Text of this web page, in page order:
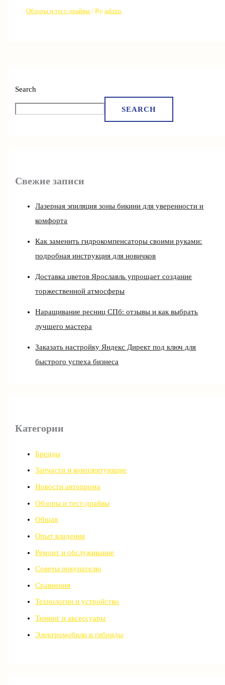
Search
SEARCH
Свежие записи
Лазерная эпиляция зоны бикини для уверенности и
комфорта
Как заменить гидрокомпенсаторы своими руками:
подробная инструкция для новичков
Доставка цветов Ярославль упрощает создание
торжественной атмосферы
Наращивание ресниц СПб: отзывы и как выбрать
лучшего мастера
Заказать настройку Яндекс Директ под ключ для
быстрого успеха бизнеса
Категории
Бренды
Запчасти и комплектующие
Новости автопрома
Обзоры и тест-драйвы
Общая
Опыт владения
Ремонт и обслуживание
Советы покупателю
Сравнения
Технологии и устройство
Тюнинг и аксессуары
Электромобили и гибриды
Обзоры и тест-драйвы / Byadmin